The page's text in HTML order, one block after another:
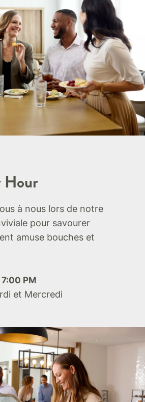
Hour
à nous lors de notre
pour savourer
amuse bouches et
PM
et Mercredi